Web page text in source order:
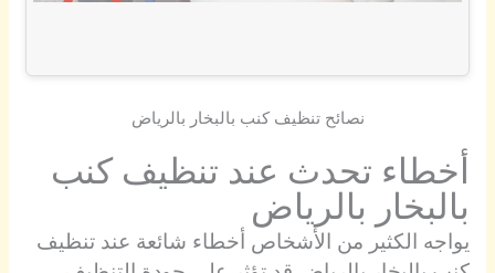
نصائح تنظيف كنب بالبخار بالرياض
أخطاء تحدث عند تنظيف كنب
بالبخار بالرياض
يواجه الكثير من الأشخاص أخطاء شائعة عند تنظيف